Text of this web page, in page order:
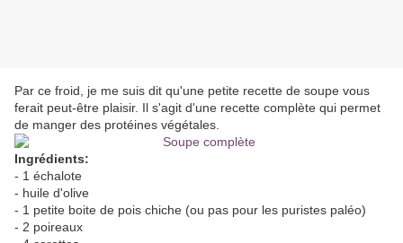
Par ce froid, je me suis dit qu'une petite recette de soupe vous
ferait peut-être plaisir. Il s'agit d'une recette complète qui permet
de manger des protéines végétales.
Ingrédients:
- 1 échalote
- huile d'olive
- 1 petite boite de pois chiche (ou pas pour les puristes paléo)
- 2 poireaux